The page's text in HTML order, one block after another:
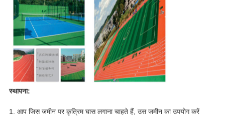
स्थापना:
1. आप जिस जमीन पर कृत्रिम घास लगाना चाहते हैं, उस जमीन का उपयोग करें